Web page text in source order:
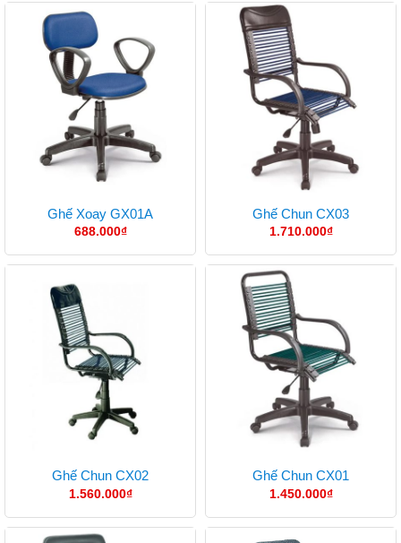
Ghế Xoay GX01A
688.000₫
Ghế Chun CX03
1.710.000₫
Ghế Chun CX02
1.560.000₫
Ghế Chun CX01
1.450.000₫